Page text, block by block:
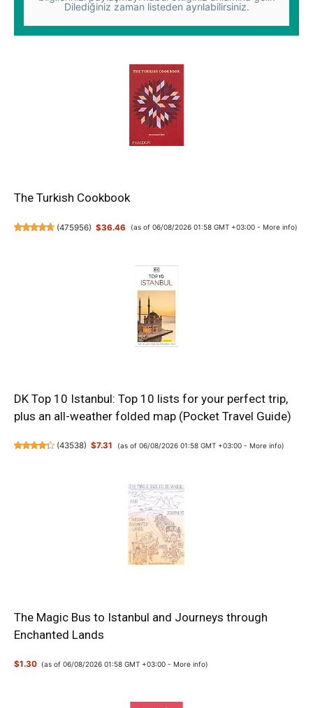
Dilediğiniz zaman listeden ayrılabilirsiniz.
The Turkish Cookbook
(475956) $36.46 (as of 06/08/2026 01:58 GMT +03:00 - More info)
DK Top 10 Istanbul: Top 10 lists for your perfect trip,
plus an all-weather folded map (Pocket Travel Guide)
(43538) $7.31 (as of 06/08/2026 01:58 GMT +03:00 - More info)
The Magic Bus to Istanbul and Journeys through
Enchanted Lands
$1.30 (as of 06/08/2026 01:58 GMT +03:00 -More info)